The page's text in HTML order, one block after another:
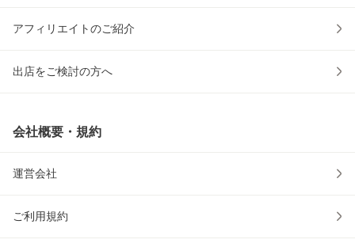
アフィリエイトのご紹介
出店をご検討の方へ
会社概要・規約
運営会社
ご利用規約